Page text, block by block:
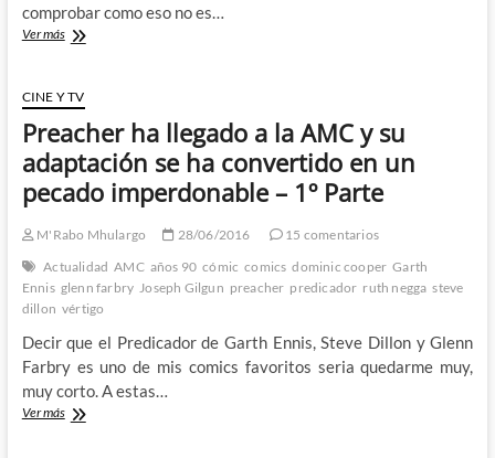
comprobar como eso no es…
Ver másPreacher
a
la
AMC
su
adaptación
ha
en
un
pecado
–
2º
Parte
CINE Y TV
Preacher ha llegado a la AMC y su
adaptación se ha convertido en un
pecado imperdonable – 1º Parte
M'Rabo Mhulargo 28/06/2016
15 comentarios
Actualidad AMC años 90 cómic comics dominic cooper Garth
Ennis glenn farbry Joseph Gilgun preacher predicador ruth negga steve
dillon vértigo
Decir que el Predicador de Garth Ennis, Steve Dillon y Glenn
Farbry es uno de mis comics favoritos seria quedarme muy,
muy corto. A estas…
Ver másPreacher